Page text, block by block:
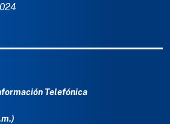
Telefónica